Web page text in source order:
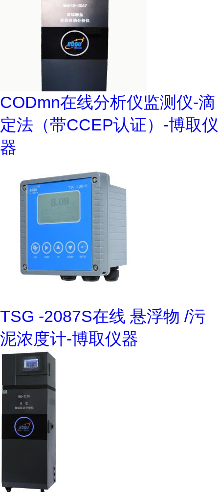
CODmn在线分析仪监测仪-滴
定法（带CCEP认证）-博取仪
器
TSG -2087S在线 悬浮物 /污
泥浓度计-博取仪器